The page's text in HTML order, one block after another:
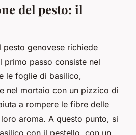
del pesto: il
pesto genovese richiede
primo passo consiste nel
le foglie di basilico,
nel mortaio con un pizzico di
a rompere le fibre delle
aroma. A questo punto, si
con il pestello, con un